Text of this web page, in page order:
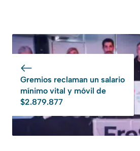
Gremios reclaman un salario
mínimo vital y móvil de
$2.879.877